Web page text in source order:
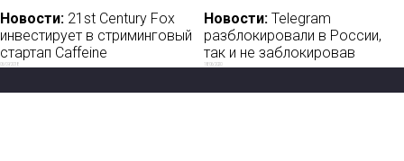
Новости: 21st Century Fox
инвестирует в стриминговый
стартап Caffeine
06/09/2018
Новости: Telegram
разблокировали в России,
так и не заблокировав
18/06/2020